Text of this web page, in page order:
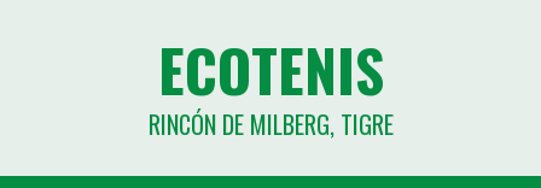
ECOTENIS
RINCÓN DE MILBERG, TIGRE